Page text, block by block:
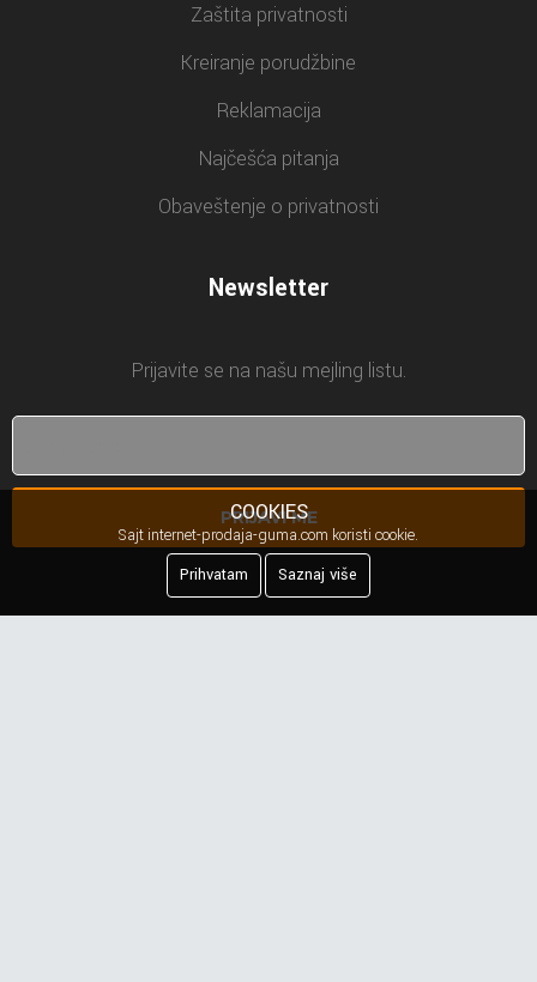
Zaštita privatnosti
Kreiranje porudžbine
Reklamacija
Najčešća pitanja
Obaveštenje o privatnosti
Newsletter
Prijavite se na našu mejling listu.
PRIJAVI ME
COOKIES
Sajt internet-prodaja-guma.com koristi cookie.
Prihvatam
Saznaj više